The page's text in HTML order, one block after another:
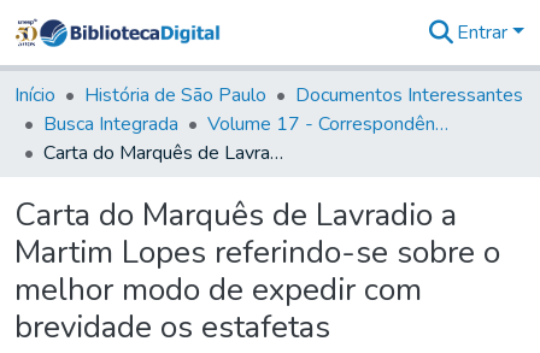
&
Coleções
Tudo na
Biblioteca
Estatísticas
Entrar
Início História de São Paulo
Documentos Interessantes
Busca Integrada
Volume 17 - Correspondência do Vice-Rei, de Martim Lopes Lobo e outros (1775- 9)
Carta do Marquês de Lavradio a Martim Lopes referindo-se sobre o melhor modo de expedir com brevidade os estafetas
Carta do Marquês de Lavradio a
Martim Lopes referindo-se sobre o
melhor modo de expedir com
brevidade os estafetas